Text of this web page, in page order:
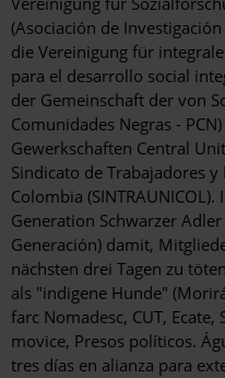
(Asociación de
die Vereinigung für
para el desarrollo social
der Gemeinschaft der von
Comunidades Negras -
Gewerkschaften Central
Sindicato de Trabajadores
Colombia
Generation Schwarzer
Generación) damit,
nächsten drei Tagen zu
als "indigene Hunde"
farc Nomadesc, CUT,
movice, Presos políticos.
tres días en alianza para